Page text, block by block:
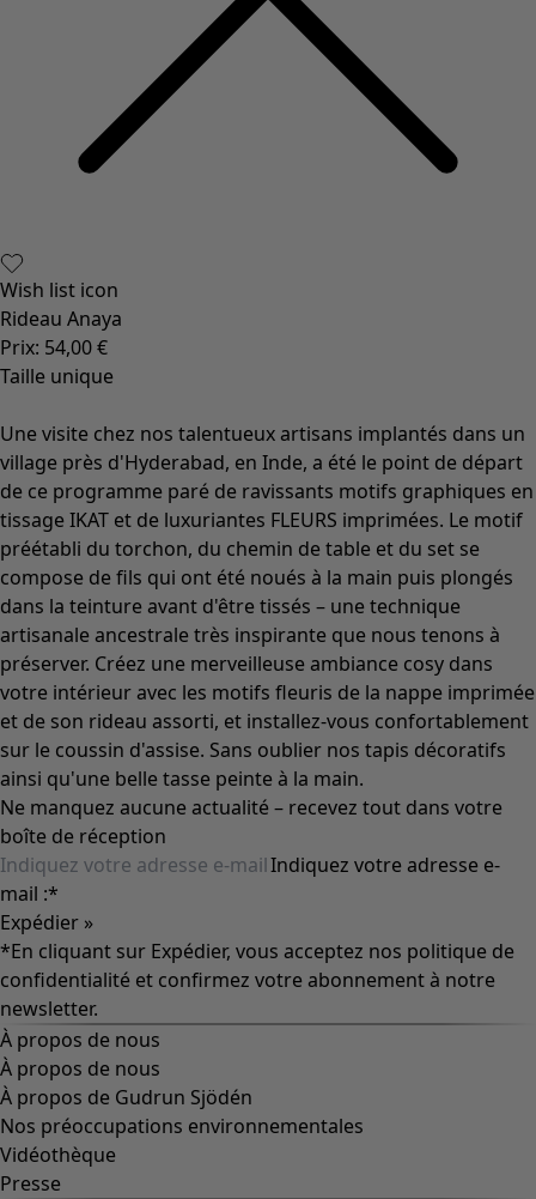
Wish list icon
Rideau Anaya
Prix: 54,00 €
Taille unique
Une visite chez nos talentueux artisans implantés dans un
village près d'Hyderabad, en Inde, a été le point de départ
de ce programme paré de ravissants motifs graphiques en
tissage IKAT et de luxuriantes FLEURS imprimées. Le motif
préétabli du torchon, du chemin de table et du set se
compose de fils qui ont été noués à la main puis plongés
dans la teinture avant d'être tissés – une technique
artisanale ancestrale très inspirante que nous tenons à
préserver. Créez une merveilleuse ambiance cosy dans
votre intérieur avec les motifs fleuris de la nappe imprimée
et de son rideau assorti, et installez-vous confortablement
sur le coussin d'assise. Sans oublier nos tapis décoratifs
ainsi qu'une belle tasse peinte à la main.
Ne manquez aucune actualité – recevez tout dans votre
boîte de réception
Indiquez votre adresse e-
mail :*
Expédier »
*En cliquant sur Expédier, vous acceptez nos politique de
confidentialité et confirmez votre abonnement à notre
newsletter.
À propos de nous
À propos de nous
À propos de Gudrun Sjödén
Nos préoccupations environnementales
Vidéothèque
Presse